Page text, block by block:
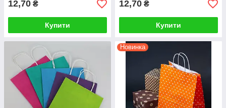
12,70 ₴
Купити
12,70 ₴
Купити
Новинка